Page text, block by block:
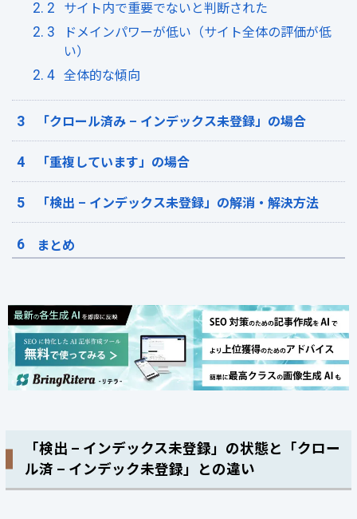
サイト内で重要でないと判断された
ドメインパワーが低い（サイト全体の評価が低
い）
全体的な傾向
「クロール済み – インデックス未登録」の場合
「重複しています」の場合
「検出 – インデックス未登録」の解消・解決方法
まとめ
「検出 – インデックス未登録」の状態と「クロー
ル済 – インデック未登録」との違い